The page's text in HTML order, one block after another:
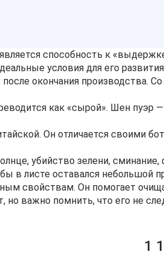
способность к
условия для его
окончания производства.
как «сырой». Шен пуэр
Он отличается своими
убийство зелени,
в листе оставался небольшой
свойствам. Он помогает
важно помнить, что его не
1